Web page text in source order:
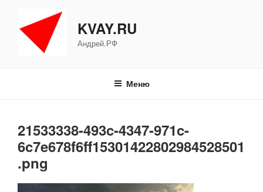
содержимому
KVAY.RU
Андрей.РФ
Меню
21533338-493c-4347-971c-
6c7e678f6ff15301422802984528501
.png